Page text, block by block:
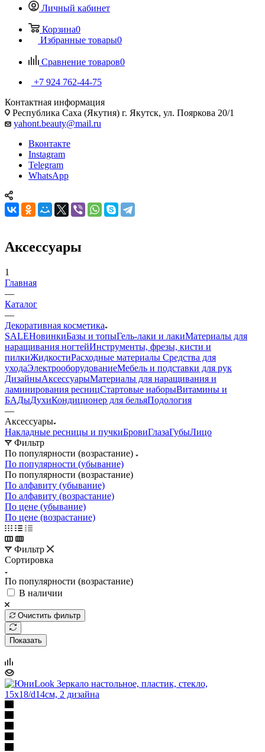
Личный кабинет
Корзина0
Избранные товары0
Сравнение товаров0
+7 924 762-44-75
Контактная информация
Республика Саха (Якутия) г. Якутск, ул. Пояркова 20/1
yahont.beauty@mail.ru
Вконтакте
Instagram
Telegram
WhatsApp
Аксессуары
1
Главная
—
Каталог
—
Декоративная косметика
SALEНовинкиБазы и топыГель-лаки и лакиМатериалы для
наращивания ногтейИнструменты, фрезы, кисти и
пилкиЖидкостиРасходные материалы Средства для
уходаЭлектрооборудованиеМебель и подставки для рук
ДизайныАксессуарыМатериалы для наращивания и
ламинирования ресницСтартовые наборыВитамины и
БАДыДухиКондиционер для бельяПодология
—
Аксессуары
Накладные ресницы и пучкиБровиГлазаГубыЛицо
Фильтр
По популярности (возрастание)
По популярности (убывание)
По популярности (возрастание)
По алфавиту (убывание)
По алфавиту (возрастание)
По цене (убывание)
По цене (возрастание)
Фильтр
Сортировка
По популярности (возрастание)
В наличии
Очистить фильтр
Показать